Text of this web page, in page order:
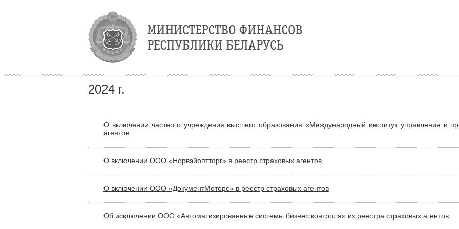
2024 г.
О включении частного учреждения высшего образования «Международный институт управления и
агентов
О включении ООО «Норвэйоптторг» в реестр страховых агентов
О включении ООО «ДокументМоторс» в реестр страховых агентов
Об исключении ООО «Автоматизированные системы бизнес контроля» из реестра страховых агентов